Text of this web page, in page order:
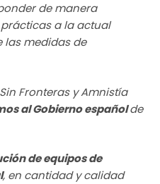
de manera
a la actual
las medidas de
Fronteras y Amnistía
al Gobierno españolde
de equipos de
, en cantidad y calidad